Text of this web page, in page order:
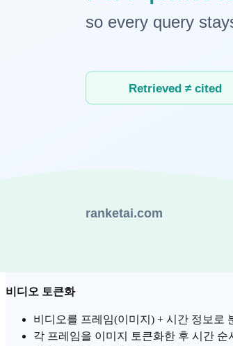
1단계: 모든 데이터를 토큰으로 변환
입니다. 문장
멀티모달 AI는 이 개념을 이미지·오디오·비디
비디오 토큰화
비디오를 프레임(이미지) + 시간 정보로
각 프레임을 이미지 토큰화한 후 시간 순